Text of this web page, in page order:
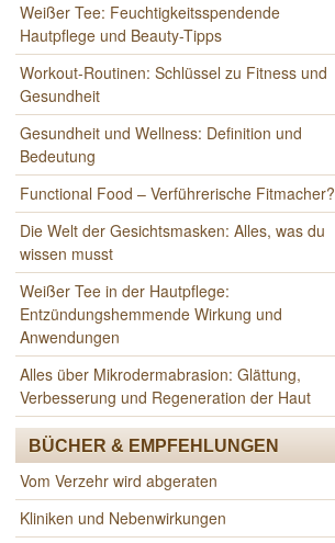
Weißer Tee: Feuchtigkeitsspendende
Hautpflege und Beauty-Tipps
Workout-Routinen: Schlüssel zu Fitness und
Gesundheit
Gesundheit und Wellness: Definition und
Bedeutung
Functional Food – Verführerische Fitmacher?
Die Welt der Gesichtsmasken: Alles, was du
wissen musst
Weißer Tee in der Hautpflege:
Entzündungshemmende Wirkung und
Anwendungen
Alles über Mikrodermabrasion: Glättung,
Verbesserung und Regeneration der Haut
BÜCHER & EMPFEHLUNGEN
Vom Verzehr wird abgeraten
Kliniken und Nebenwirkungen